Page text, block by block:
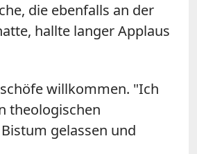
die ebenfalls an der
hallte langer Applaus
willkommen. "Ich
theologischen
gelassen und